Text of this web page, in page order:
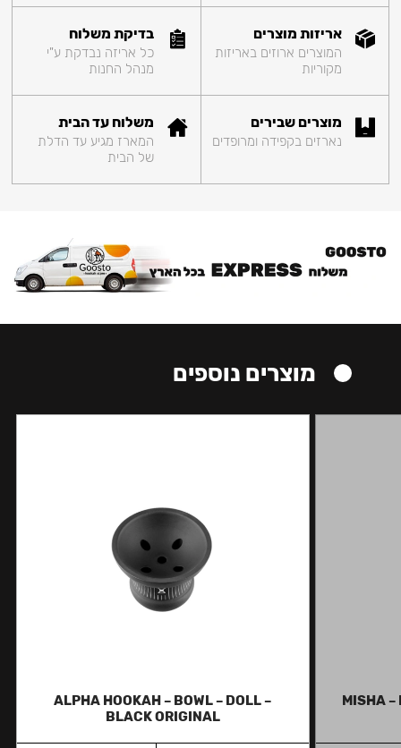
אריזות מוצרים
המוצרים ארוזים באריזות
מקוריות
בדיקת משלוח
כל אריזה נבדקת ע"י
מנהל החנות
מוצרים שבירים
נארזים בקפידה ומרופדים
משלוח עד הבית
המארז מגיע עד הדלת
של הבית
מוצרים נוספים
MISHA –
ALPHA HOOKAH – BOWL – DOLL –
BLACK ORIGINAL